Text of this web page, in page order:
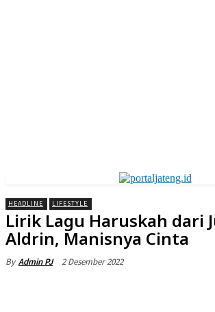
HEADLINE LIFESTYLE
Lirik Lagu Haruskah dari
Aldrin, Manisnya Cinta
By Admin PJ 2 Desember 2022